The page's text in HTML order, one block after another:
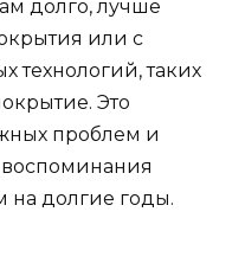
долго, лучше
или с
технологий, таких
Это
проблем и
на долгие годы.